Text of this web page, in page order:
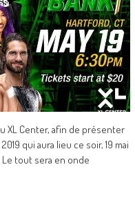
XL Center, afin de présenter
qui aura lieu ce soir, 19 mai
Le tout sera en onde